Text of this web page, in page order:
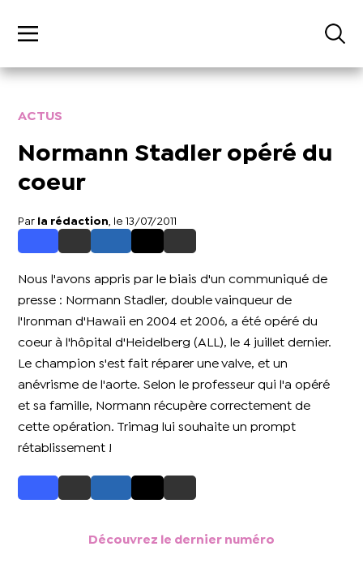
ACTUS
Normann Stadler opéré du
coeur
Par la rédaction , le 13/07/2011
Nous l'avons appris par le biais d'un communiqué de
presse : Normann Stadler, double vainqueur de
l'Ironman d'Hawaii en 2004 et 2006, a été opéré du
coeur à l'hôpital d'Heidelberg (ALL), le 4 juillet dernier.
Le champion s'est fait réparer une valve, et un
anévrisme de l'aorte. Selon le professeur qui l'a opéré
et sa famille, Normann récupère correctement de
cette opération. Trimag lui souhaite un prompt
rétablissement !
Découvrez le dernier numéro